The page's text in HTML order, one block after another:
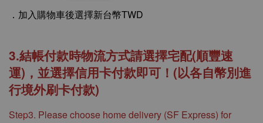
． 加入購物車後選擇新台幣TWD
3.結帳付款時物流方式請選擇宅配(順豐速
運)，並選擇信用卡付款即可！(以各自幣別進
行境外刷卡付款)
Step3. Please choose home delivery (SF Express) for